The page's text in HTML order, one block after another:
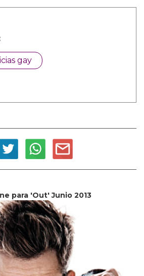
gay
para 'Out' Junio 2013